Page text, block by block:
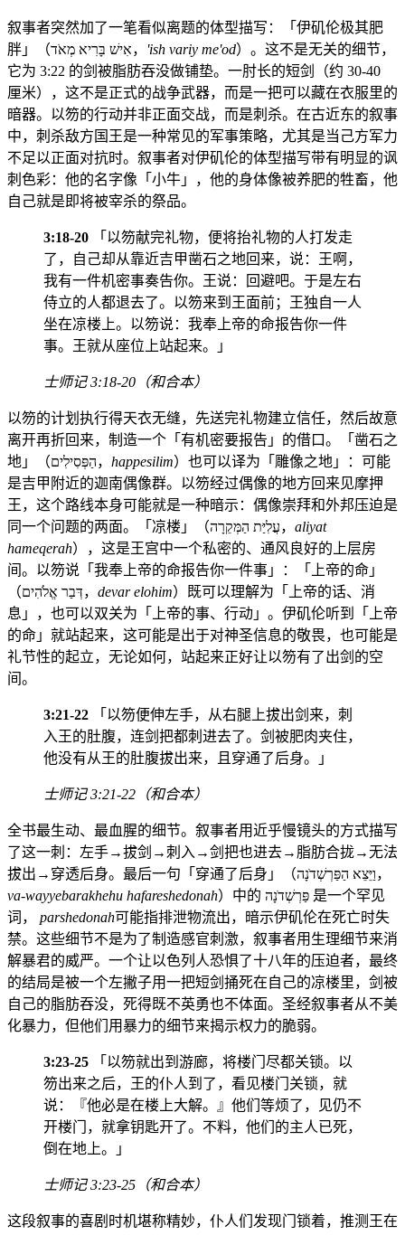
叙事者突然加了一笔看似离题的体型描写：「伊矶伦极其肥
胖」（אִישׁ בָּרִיא מְאֹד，
'ish variy me'od）。这不是无关的细节，
它为 3:22 的剑被脂肪吞没做铺垫。一肘长的短剑（约 30-40
厘米），这不是正式的战争武器，而是一把可以藏在衣服里的
暗器。以笏的行动并非正面交战，而是刺杀。在古近东的叙事
中，刺杀敌方国王是一种常见的军事策略，尤其是当己方军力
不足以正面对抗时。叙事者对伊矶伦的体型描写带有明显的讽
刺色彩：他的名字像「小牛」，他的身体像被养肥的牲畜，他
自己就是即将被宰杀的祭品。
3:18-20 「以笏献完礼物，便将抬礼物的人打发走
了，自己却从靠近吉甲凿石之地回来，说：王啊，
我有一件机密事奏告你。王说：回避吧。于是左右
侍立的人都退去了。以笏来到王面前；王独自一人
坐在凉楼上。以笏说：我奉上帝的命报告你一件
事。王就从座位上站起来。」
士师记 3:18-20（和合本）
以笏的计划执行得天衣无缝，先送完礼物建立信任，然后故意
离开再折回来，制造一个「有机密要报告」的借口。「凿石之
地」（הַפְּסִילִים， happesilim）也可以译为「雕像之地」：可能
是吉甲附近的迦南偶像群。以笏经过偶像的地方回来见摩押
王，这个路线本身可能就是一种暗示：偶像崇拜和外邦压迫是
同一个问题的两面。「凉楼」（עֲלִיַּת הַמְּקֵרָה， aliyat
hameqerah），这是王宫中一个私密的、通风良好的上层房
间。以笏说「我奉上帝的命报告你一件事」：「上帝的命」
（דְּבַר אֱלֹהִים， devar elohim）既可以理解为「上帝的话、消
息」，也可以双关为「上帝的事、行动」。伊矶伦听到「上帝
的命」就站起来，这可能是出于对神圣信息的敬畏，也可能是
礼节性的起立，无论如何，站起来正好让以笏有了出剑的空
间。
3:21-22 「以笏便伸左手，从右腿上拔出剑来，刺
入王的肚腹，连剑把都刺进去了。剑被肥肉夹住，
他没有从王的肚腹拔出来，且穿通了后身。」
士师记 3:21-22（和合本）
全书最生动、最血腥的细节。叙事者用近乎慢镜头的方式描写
了这一刺：左手→拔剑→刺入→剑把也进去→脂肪合拢→无法
拔出→穿透后身。最后一句「穿通了后身」（וַיֵּצֵא הַפַּרְשְׁדֹנָה，
va-wayyebarakhehu hafareshedonah）中的 פַּרְשְׁדֹנָה 是一个罕见
词， parshedonah可能指排泄物流出，暗示伊矶伦在死亡时失
禁。这些细节不是为了制造感官刺激，叙事者用生理细节来消
解暴君的威严。一个让以色列人恐惧了十八年的压迫者，最终
的结局是被一个左撇子用一把短剑捅死在自己的凉楼里，剑被
自己的脂肪吞没，死得既不英勇也不体面。圣经叙事者从不美
化暴力，但他们用暴力的细节来揭示权力的脆弱。
3:23-25 「以笏就出到游廊，将楼门尽都关锁。以
笏出来之后，王的仆人到了，看见楼门关锁，就
说：『他必是在楼上大解。』他们等烦了，见仍不
开楼门，就拿钥匙开了。不料，他们的主人已死，
倒在地上。」
士师记 3:23-25（和合本）
这段叙事的喜剧时机堪称精妙，仆人们发现门锁着，推测王在